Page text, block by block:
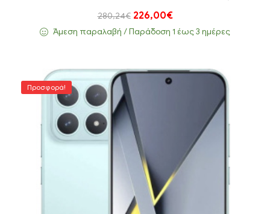
280,24€ 226,00€
Άμεση παραλαβή / Παράδoση 1 έως 3 ημέρες
Προσφορά!